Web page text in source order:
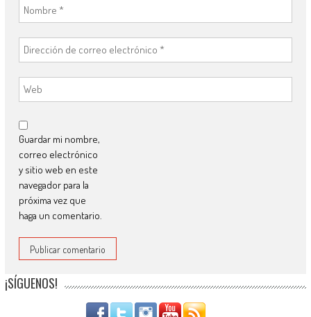
Guardar mi nombre,
correo electrónico
y sitio web en este
navegador para la
próxima vez que
haga un comentario.
¡SÍGUENOS!